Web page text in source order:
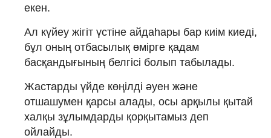
екен.
Ал күйеу жігіт үстіне айдаһары бар киім киеді,
бұл оның отбасылық өмірге қадам
басқандығының белгісі болып табылады.
Жастарды үйде көңілді әуен және
отшашумен қарсы алады, осы арқылы қытай
халқы зұлымдарды қорқытамыз деп
ойлайды.